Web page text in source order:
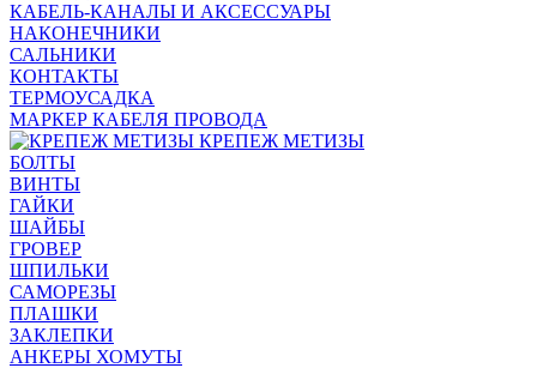
КАБЕЛЬ-КАНАЛЫ И АКСЕССУАРЫ
НАКОНЕЧНИКИ
САЛЬНИКИ
КОНТАКТЫ
ТЕРМОУСАДКА
МАРКЕР КАБЕЛЯ ПРОВОДА
КРЕПЕЖ МЕТИЗЫ
БОЛТЫ
ВИНТЫ
ГАЙКИ
ШАЙБЫ
ГРОВЕР
ШПИЛЬКИ
САМОРЕЗЫ
ПЛАШКИ
ЗАКЛЕПКИ
АНКЕРЫ ХОМУТЫ